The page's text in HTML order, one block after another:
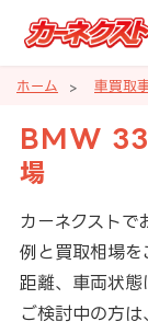
ホーム 車買取
BMW
場
カーネクスト
例と買取相場を
距離、車両状態
ご検討中の方